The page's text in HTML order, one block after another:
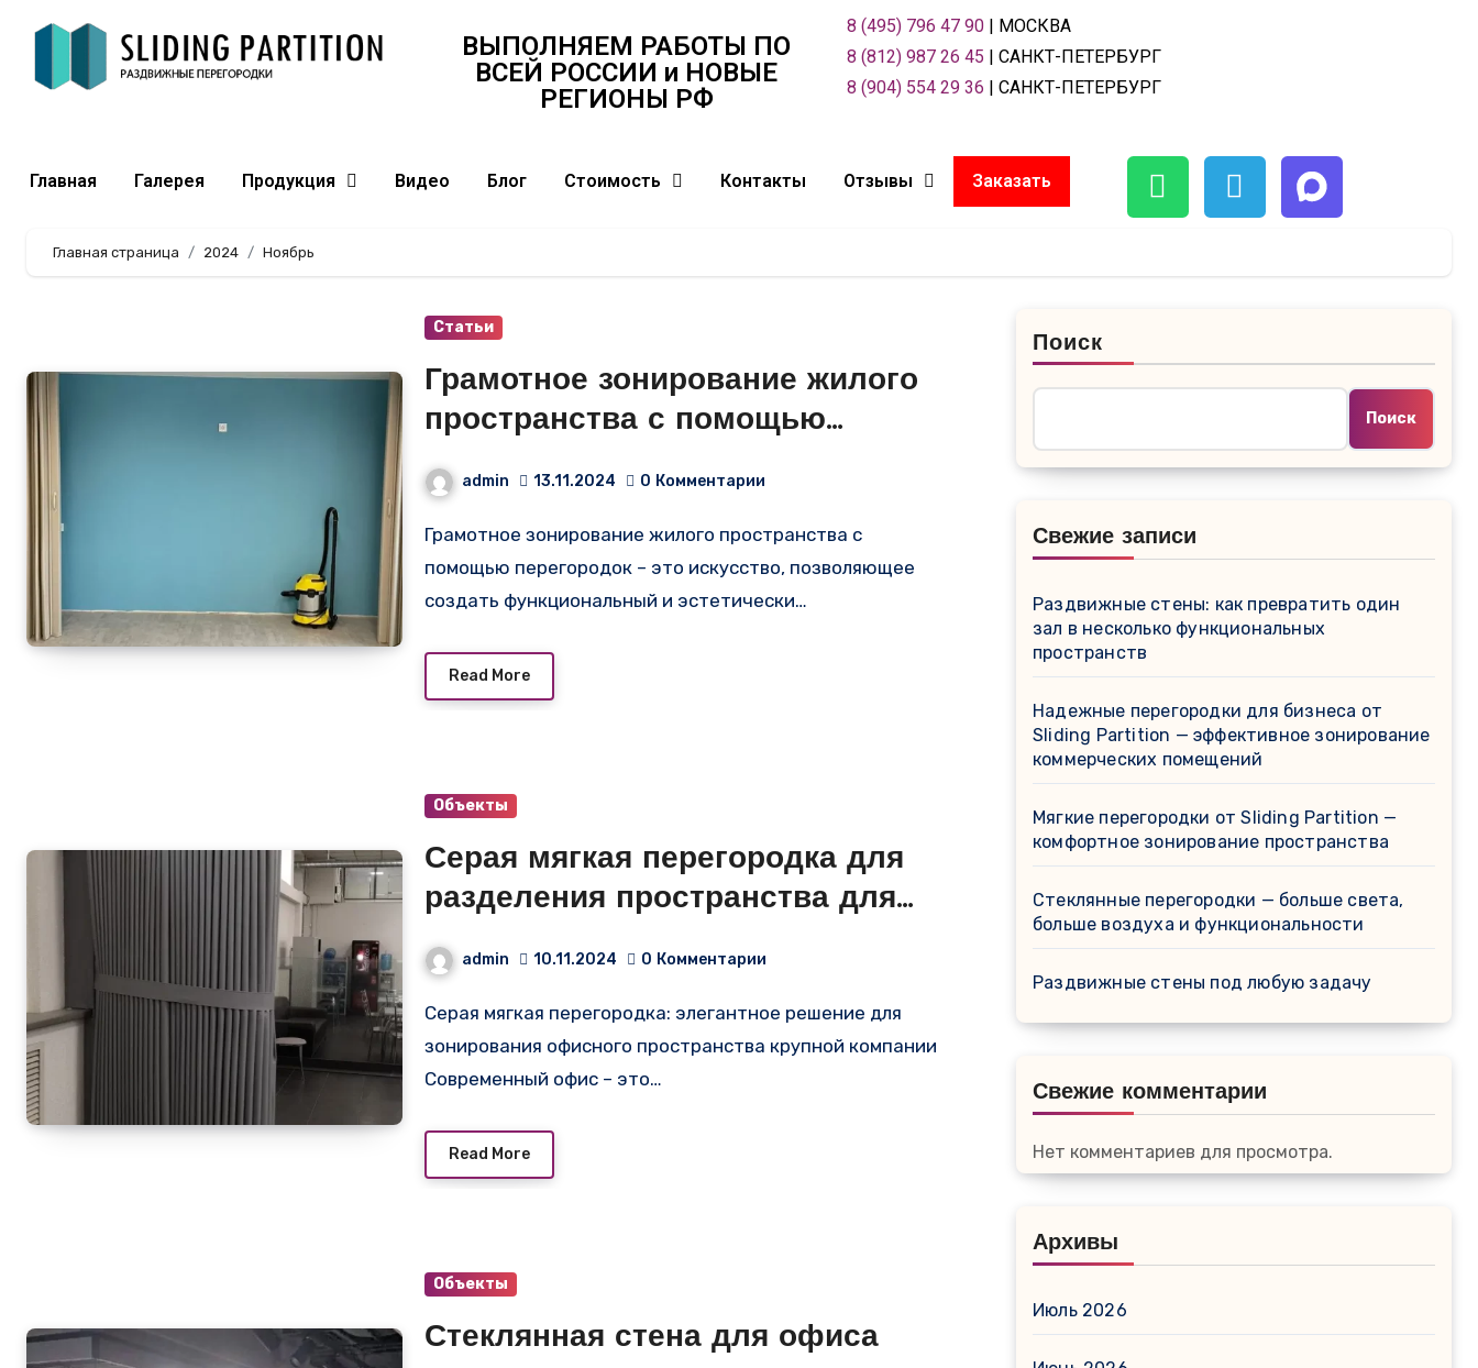
ВЫПОЛНЯЕМ РАБОТЫ ПО
ВСЕЙ РОСCИИ и НОВЫЕ
РЕГИОНЫ РФ
8 (495) 796 47 90| МОСКВА
8 (812) 987 26 45 | САНКТ-ПЕТЕРБУРГ
8 (904) 554 29 36 | САНКТ-ПЕТЕРБУРГ
Главная Галерея Продукция Видео Блог Стоимость Контакты Отзывы Заказать
Главная страница 2024 Ноябрь
Статьи
Грамотное зонирование жилого
пространства с помощью
перегородок – это искусство
admin 13.11.2024 0 Комментарии
Грамотное зонирование жилого пространства с
помощью перегородок – это искусство, позволяющее
создать функциональный и эстетически…
Read More
Объекты
Серая мягкая перегородка для
разделения пространства для
офиса крупной компании
admin 10.11.2024 0 Комментарии
Серая мягкая перегородка: элегантное решение для
зонирования офисного пространства крупной компании
Современный офис – это…
Read More
Объекты
Стеклянная стена для офиса
Поиск
Поиск
Свежие записи
Раздвижные стены: как превратить один
зал в несколько функциональных
пространств
Надежные перегородки для бизнеса от
Sliding Partition — эффективное зонирование
коммерческих помещений
Мягкие перегородки от Sliding Partition —
комфортное зонирование пространства
Стеклянные перегородки — больше света,
больше воздуха и функциональности
Раздвижные стены под любую задачу
Свежие комментарии
Нет комментариев для просмотра.
Архивы
Июль 2026